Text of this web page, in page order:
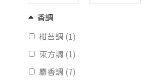
香調
柑苔調 (1)
東方調 (1)
麝香調 (7)